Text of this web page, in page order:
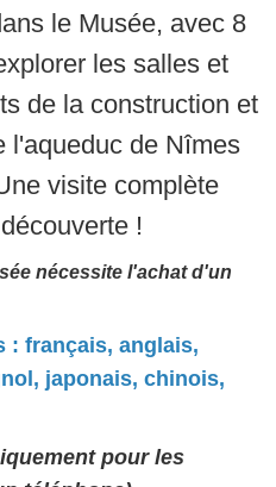
le Musée, avec 8
les salles et
de la construction et
l'aqueduc de Nîmes
visite complète
!
nécessite l'achat d'un
: français, anglais,
japonais, chinois,
pour les